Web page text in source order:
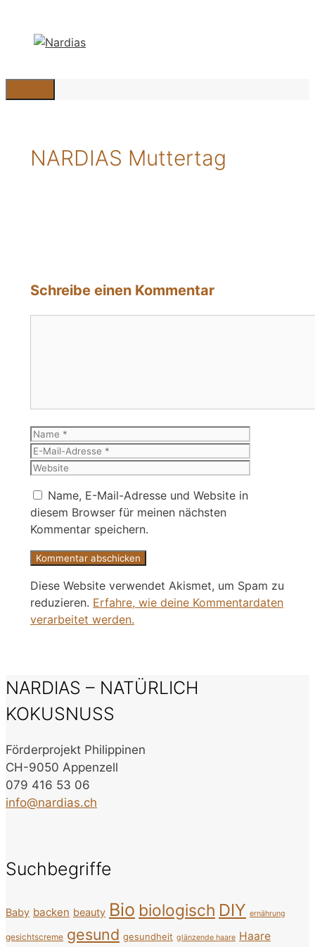
springen
NARDIAS Muttertag
Schreibe einen Kommentar
Name
Name, E-Mail-Adresse und Website in
diesem Browser für meinen nächsten
Kommentar speichern.
Diese Website verwendet Akismet, um Spam zu
reduzieren. Erfahre, wie deine Kommentardaten
verarbeitet werden.
NARDIAS – NATÜRLICH
KOKUSNUSS
Förderprojekt Philippinen
CH-9050 Appenzell
079 416 53 06
info@nardias.ch
Suchbegriffe
Baby backen beauty Bio biologisch DIY ernährung
gesichtscreme gesund gesundheit glänzende haare Haare